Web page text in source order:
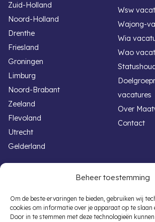
Beheer toestemming
Om de beste ervaringen te bieden, gebruiken wij
cookies om informatie over je apparaat op te slaan
Door in te stemmen met deze technologieën
Zuid-Holland
Noord-Holland
Drenthe
Friesland
Groningen
Limburg
Noord-Brabant
Zeeland
Flevoland
Utrecht
Gelderland
Wsw
Wajong-
Wia
Wao
vacatures
Over
Contact
Handige links
Werken met een beperking
Overheid vacatures
Voor